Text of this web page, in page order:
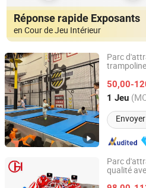
Réponse rapide Exposants
en Cour de Jeu Intérieur
Parc
50,00-
1 Jeu
Hangzhou Hogwood
Zhejiang, China
Parc
qualité
Wenzhou Huaguan Amusement